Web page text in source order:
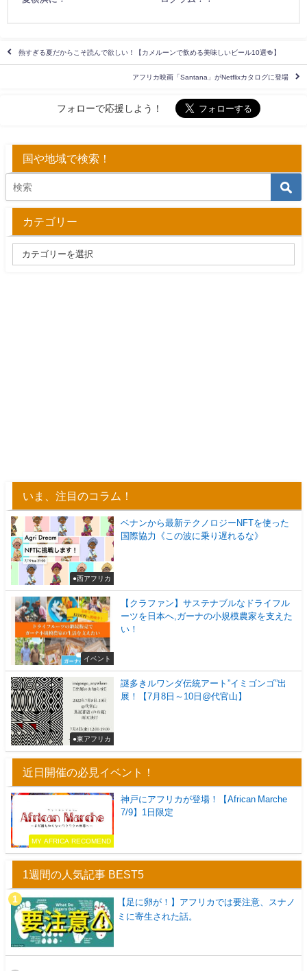
熱すぎる夏だからこそ読んで欲しい！【カメルーンで飲める美味しいビール10選🍻】
アフリカ映画「Santana」がNetflixカタログに登場
フォローで応援しよう！
国や地域で検索！
カテゴリー
いま、注目のコラム！
●西アフリカ
ベナンから最新テクノロジーNFTを使った
国際協力《この波に乗り遅れるな》
イベント
【クラファン】サステナブルなドライフル
ーツを日本へ,ガーナの小規模農家を支えた
い！
●東アフリカ
謎多きルワンダ伝統アート”イミゴンゴ”出
展！【7月8日～10日@代官山】
近日開催の必見イベント！
MY AFRICA RECOMEND
神戸にアフリカが登場！【African Marche
7/9】1日限定
1週間の人気記事 BEST5
【足に卵が！】アフリカでは要注意、スナノ
ミに寄生された話。